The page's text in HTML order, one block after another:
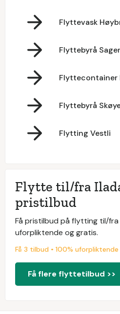
Flyttevask
Flyttebyrå
Flyttecontainer
Flyttebyrå
Flytting Vestli
Flytte til/fra
pristilbud
Få pristilbud på flytting til/fra
uforpliktende og gratis.
Få 3 tilbud • 100% uforpliktende
Få flere flyttetilbud >>